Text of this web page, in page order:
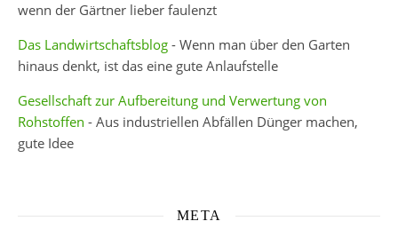
wenn der Gärtner lieber faulenzt
Das Landwirtschaftsblog - Wenn man über den Garten
hinaus denkt, ist das eine gute Anlaufstelle
Gesellschaft zur Aufbereitung und Verwertung von
Rohstoffen - Aus industriellen Abfällen Dünger machen,
gute Idee
META